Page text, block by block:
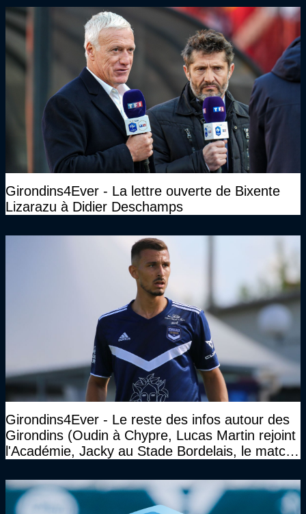
Girondins4Ever - La lettre ouverte de Bixente
Lizarazu à Didier Deschamps
Girondins4Ever - Le reste des infos autour des
Girondins (Oudin à Chypre, Lucas Martin rejoint
l'Académie, Jacky au Stade Bordelais, le match